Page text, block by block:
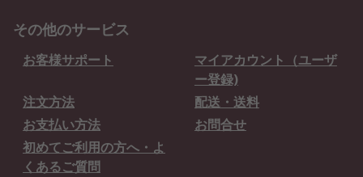
その他のサービス
お客様サポート
マイアカウント（ユーザ
ー登録)
注文方法
配送・送料
お支払い方法
お問合せ
初めてご利用の方へ・よ
くあるご質問